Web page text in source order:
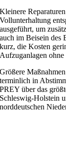
Kleinere
Vollunterhaltung
ausgeführt, um
auch im Beisein des
kurz, die Kosten
Aufzuganlagen ohne
Größere
terminlich in
PREY über das
Schleswig-Holstein
norddeutschen